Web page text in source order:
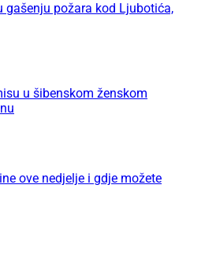
gašenju požara kod Ljubotića,
u šibenskom ženskom
ove nedjelje i gdje možete